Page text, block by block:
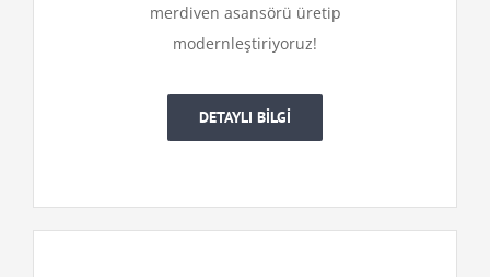
merdiven asansörü üretip
modernleştiriyoruz!
DETAYLI BİLGİ